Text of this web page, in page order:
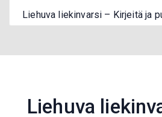
Liehuva liekinvarsi – Kirjeitä ja
Liehuva